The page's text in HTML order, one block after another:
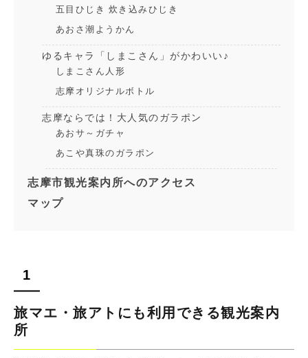
五目ひじき 炊き込みひじき
あおさ潮ようかん
ゆるキャラ「しまこさん」がかわいい♪
しまこさん人形
志摩オリジナルボトル
志摩ならでは！大人気のガラポン
あおサ～ガチャ
あこや真珠のガラポン
志摩市観光案内所へのアクセス
マップ
旅マエ・旅アトにも利用できる観光案内
所